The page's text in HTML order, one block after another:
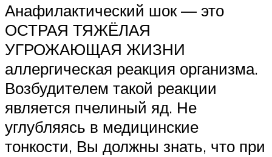
Анафилактический шок — это
ОСТРАЯ ТЯЖЁЛАЯ
УГРОЖАЮЩАЯ ЖИЗНИ
аллергическая реакция организма.
Возбудителем такой реакции
является пчелиный яд. Не
углубляясь в медицинские
тонкости, Вы должны знать, что при